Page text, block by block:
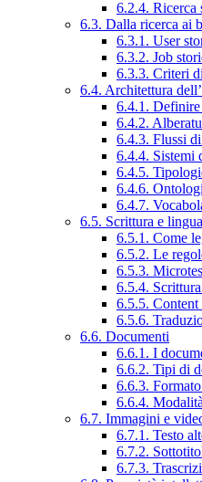
6.2.4. Ricerca
6.3. Dalla ricerca ai
6.3.1. User
6.3.2. Job
6.3.3. Criteri
6.4. Architettura
6.4.1. Definire
6.4.2.
6.4.3. Flussi
6.4.4. Sistemi
6.4.5.
6.4.6.
6.4.7.
6.5. Scrittura e
6.5.1. Come
6.5.2. Le
6.5.3.
6.5.4.
6.5.5.
6.5.6.
6.6. Documenti
6.6.1. I
6.6.2. Tipi di
6.6.3.
6.6.4.
6.7. Immagini e
6.7.1. Testo
6.7.2.
6.7.3.